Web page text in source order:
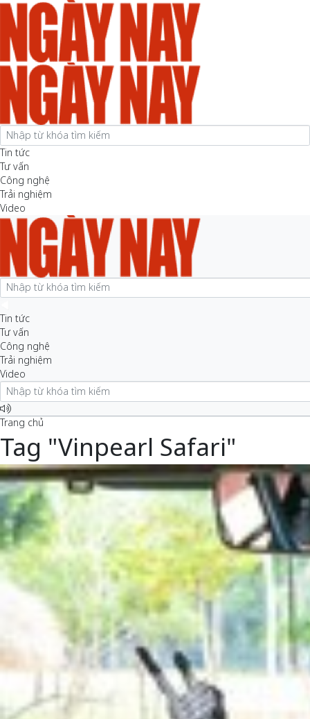
Tin tức
Tư vấn
Công nghệ
Trải nghiệm
Video
Tin tức
Tư vấn
Công nghệ
Trải nghiệm
Video
Trang chủ
Tag "Vinpearl Safari"